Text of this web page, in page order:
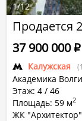
Продается
Калужская
Академика
Этаж: 4 / 46
Площадь: 59 м2
ЖК "Архитектор"
37 900 000Р
1/12